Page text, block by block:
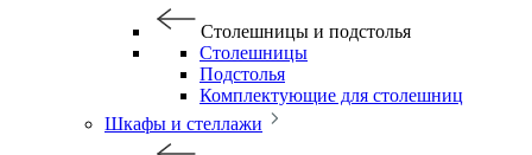
Столешницы и подстолья
Столешницы
Подстолья
Комплектующие для столешниц
Шкафы и стеллажи